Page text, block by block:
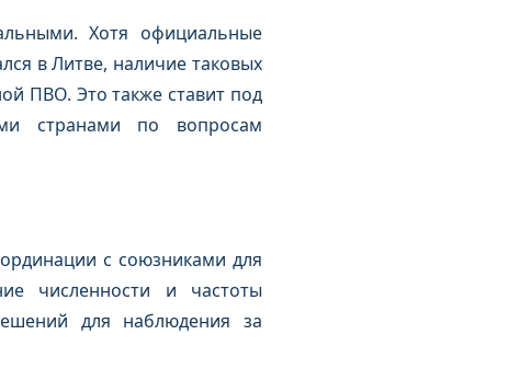
Хотя официальные
в Литве, наличие таковых
ПВО. Это также ставит под
странами по вопросам
с союзниками для
численности и частоты
для наблюдения за